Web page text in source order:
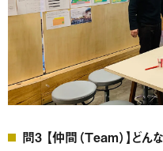
問3 【仲間（Team）】ど